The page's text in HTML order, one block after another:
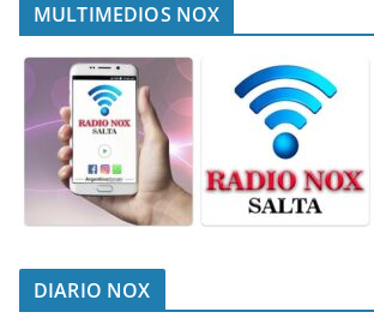
MULTIMEDIOS NOX
DIARIO NOX